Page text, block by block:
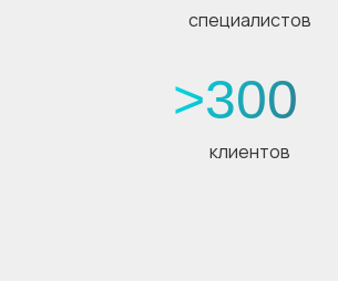
>300
клиентов
специалистов